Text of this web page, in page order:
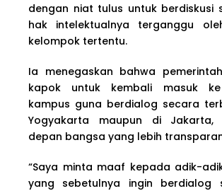
dengan niat tulus untuk berdiskusi
hak intelektualnya terganggu
kelompok tertentu.
Ia menegaskan bahwa
kapok untuk kembali masuk ke
kampus guna berdialog secara
Yogyakarta maupun di Jakarta,
depan bangsa yang lebih
“Saya minta maaf kepada adik-
yang sebetulnya ingin berdialog